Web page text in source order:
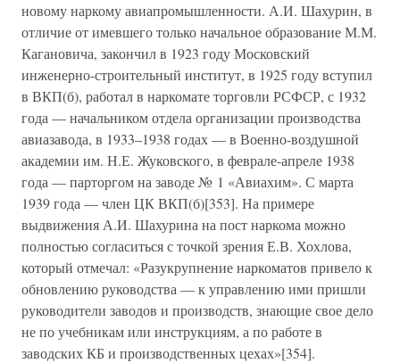
новому наркому авиапромышленности. А.И. Шахурин, в
отличие от имевшего только начальное образование М.М.
Кагановича, закончил в 1923 году Московский
инженерно-строительный институт, в 1925 году вступил
в ВКП(б), работал в наркомате торговли РСФСР, с 1932
года — начальником отдела организации производства
авиазавода, в 1933–1938 годах — в Военно-воздушной
академии им. Н.Е. Жуковского, в феврале-апреле 1938
года — парторгом на заводе № 1 «Авиахим». С марта
1939 года — член ЦК ВКП(б)[353]. На примере
выдвижения А.И. Шахурина на пост наркома можно
полностью согласиться с точкой зрения Е.В. Хохлова,
который отмечал: «Разукрупнение наркоматов привело к
обновлению руководства — к управлению ими пришли
руководители заводов и производств, знающие свое дело
не по учебникам или инструкциям, а по работе в
заводских КБ и производственных цехах»[354].